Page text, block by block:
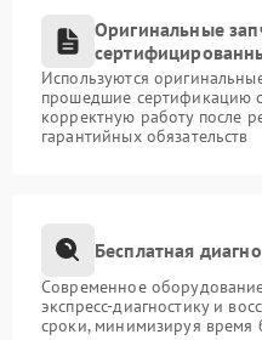
Оригинальные
Используются
прошедшие сертификацию
корректную работу после
гарантийных обязательств
Бесплатная
Современное
экспресс-диагностику и
сроки, минимизируя время